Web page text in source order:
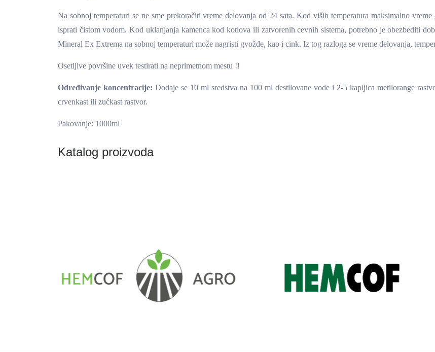
Na sobnoj temperaturi se ne sme prekoračiti vreme delovanja od 24 sata. Kod viših temperatura maksimalno
isprati čistom vodom. Kod uklanjanja kamenca kod kotlova ili zatvorenih cevnih sistema, potrebno je obezbediti
Mineral Ex Extrema na sobnoj temperaturi može nagristi gvožđe, kao i cink. Iz tog razloga se vreme delovanja,
Osetljive površine uvek testirati na neprimetnom mestu !!
Određivanje koncentracije: Dodaje se 10 ml sredstva na 100 ml destilovane vode i 2-5 kapljica metilorange
crvenkast ili zućkast rastvor.
Pakovanje: 1000ml
Katalog proizvoda